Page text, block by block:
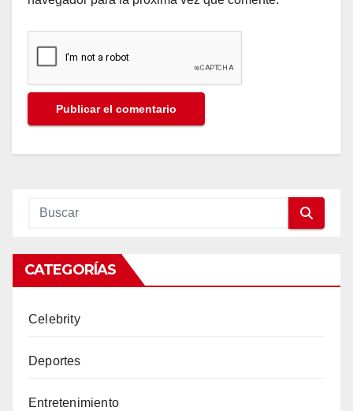
CATEGORÍAS
Celebrity
Deportes
Entretenimiento